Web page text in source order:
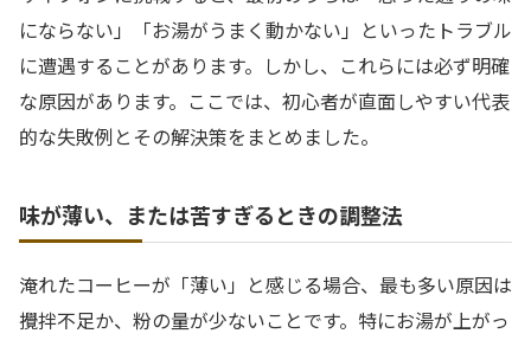
にならない」「お湯がうまく動かない」といったトラブル
に遭遇することがあります。しかし、これらには必ず明確
な原因があります。ここでは、初心者が直面しやすい代表
的な失敗例とその解決策をまとめました。
味が薄い、または苦すぎるときの調整法
淹れたコーヒーが「薄い」と感じる場合、最も多い原因は
攪拌不足か、粉の量が少ないことです。特にお湯が上がっ